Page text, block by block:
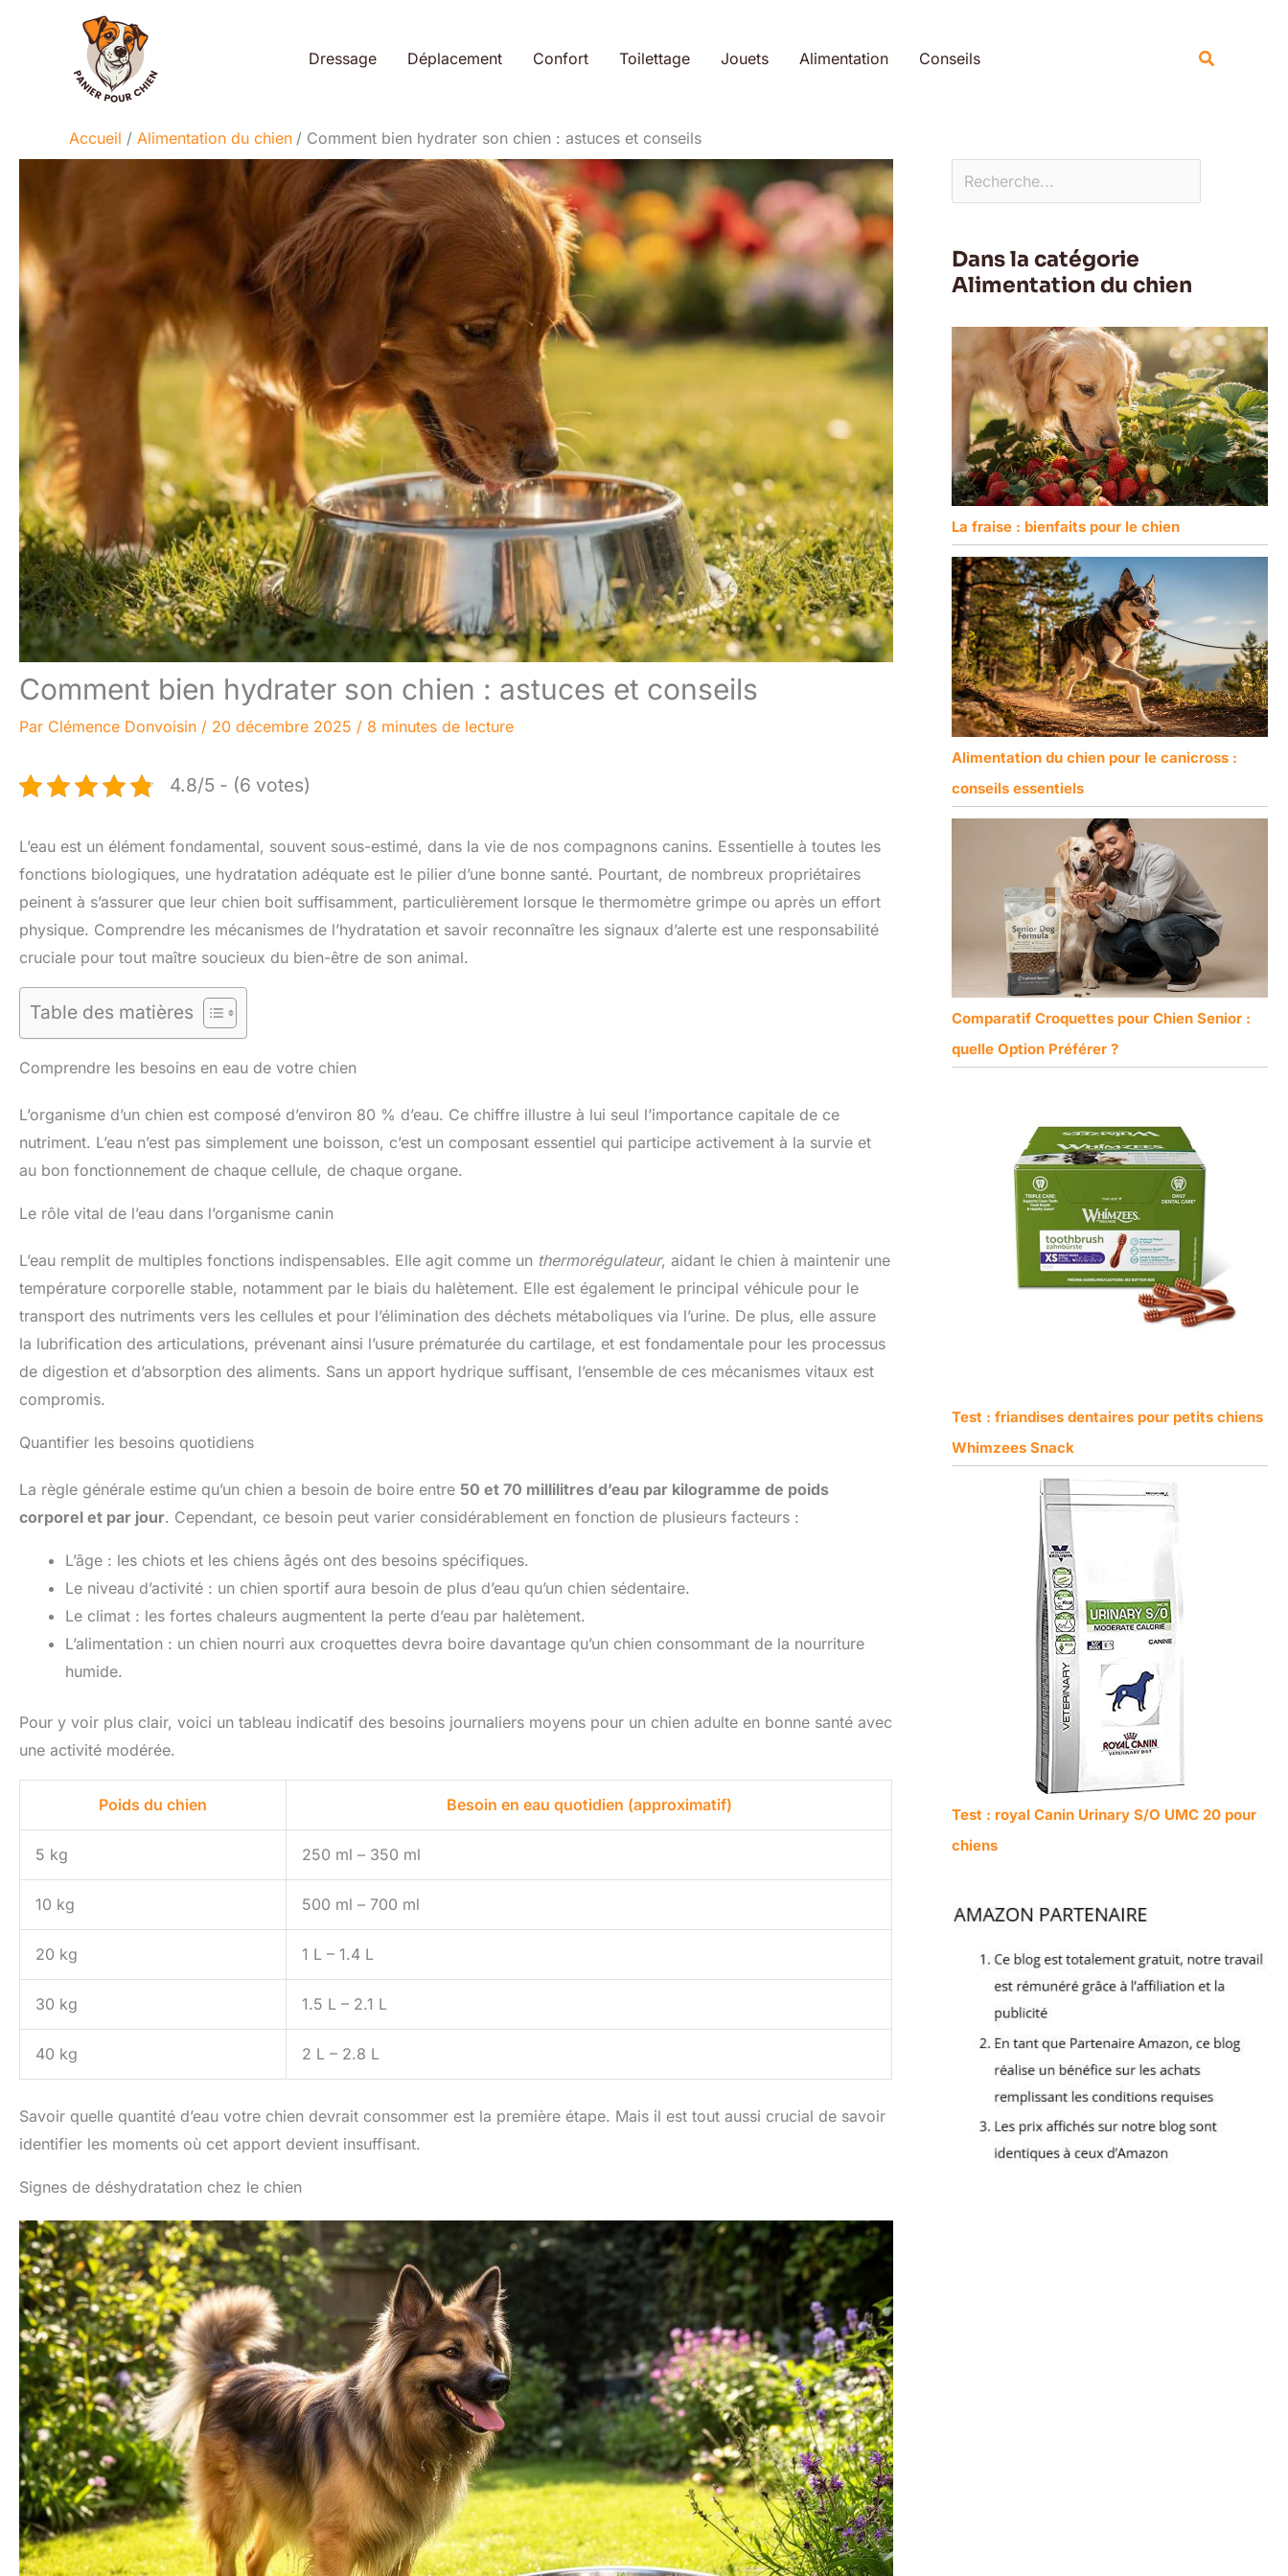
Dressage Déplacement Confort Toilettage Jouets Alimentation Conseils
Accueil Alimentation du chien Comment bien hydrater son chien : astuces et conseils
Comment bien hydrater son chien : astuces et conseils
Par Clémence Donvoisin / 20 décembre 2025 / 8 minutes de lecture
4.8/5 - (6 votes)
L’eau est un élément fondamental, souvent sous-estimé, dans la vie de nos compagnons canins. Essentielle à toutes les
fonctions biologiques, une hydratation adéquate est le pilier d’une bonne santé. Pourtant, de nombreux propriétaires
peinent à s’assurer que leur chien boit suffisamment, particulièrement lorsque le thermomètre grimpe ou après un effort
physique. Comprendre les mécanismes de l’hydratation et savoir reconnaître les signaux d’alerte est une responsabilité
cruciale pour tout maître soucieux du bien-être de son animal.
Table des matières
Comprendre les besoins en eau de votre chien
L’organisme d’un chien est composé d’environ 80 % d’eau. Ce chiffre illustre à lui seul l’importance capitale de ce
nutriment. L’eau n’est pas simplement une boisson, c’est un composant essentiel qui participe activement à la survie et
au bon fonctionnement de chaque cellule, de chaque organe.
Le rôle vital de l’eau dans l’organisme canin
L’eau remplit de multiples fonctions indispensables. Elle agit comme un thermorégulateur, aidant le chien à maintenir une
température corporelle stable, notamment par le biais du halètement. Elle est également le principal véhicule pour le
transport des nutriments vers les cellules et pour l’élimination des déchets métaboliques via l’urine. De plus, elle assure
la lubrification des articulations, prévenant ainsi l’usure prématurée du cartilage, et est fondamentale pour les processus
de digestion et d’absorption des aliments. Sans un apport hydrique suffisant, l’ensemble de ces mécanismes vitaux est
compromis.
Quantifier les besoins quotidiens
La règle générale estime qu’un chien a besoin de boire entre 50 et 70 millilitres d’eau par kilogramme de poids
corporel et par jour. Cependant, ce besoin peut varier considérablement en fonction de plusieurs facteurs :
L’âge : les chiots et les chiens âgés ont des besoins spécifiques.
Le niveau d’activité : un chien sportif aura besoin de plus d’eau qu’un chien sédentaire.
Le climat : les fortes chaleurs augmentent la perte d’eau par halètement.
L’alimentation : un chien nourri aux croquettes devra boire davantage qu’un chien consommant de la nourriture
humide.
Pour y voir plus clair, voici un tableau indicatif des besoins journaliers moyens pour un chien adulte en bonne santé avec
une activité modérée.
Poids du chien Besoin en eau quotidien (approximatif)
5 kg 250 ml – 350 ml
10 kg 500 ml – 700 ml
20 kg 1 L – 1.4 L
30 kg 1.5 L – 2.1 L
40 kg 2 L – 2.8 L
Savoir quelle quantité d’eau votre chien devrait consommer est la première étape. Mais il est tout aussi crucial de savoir
identifier les moments où cet apport devient insuffisant.
Signes de déshydratation chez le chien
Dans la catégorie
Alimentation du chien
La fraise : bienfaits pour le chien
Alimentation du chien pour le canicross :
conseils essentiels
Comparatif Croquettes pour Chien Senior :
quelle Option Préférer ?
Test : friandises dentaires pour petits chiens
Whimzees Snack
Test : royal Canin Urinary S/O UMC 20 pour
chiens